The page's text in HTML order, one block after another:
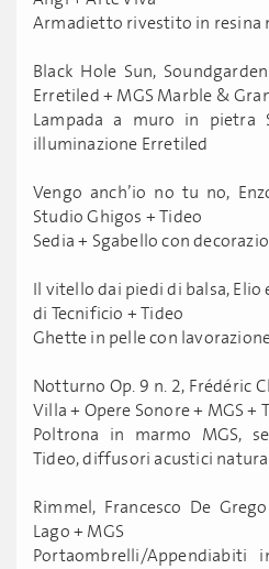
Armadietto rivestito in resina
Black Hole Sun,
Erretiled + MGS Marble &
Lampada a muro in pietra
illuminazione Erretiled
Vengo anch’io no tu no,
Studio Ghigos + Tideo
Sedia + Sgabello con
Il vitello dai piedi di balsa, Elio
di Tecnificio + Tideo
Ghette in pelle con
Notturno Op. 9 n. 2, Frédéric
Villa + Opere Sonore + MGS +
Poltrona in marmo MGS,
Tideo, diffusori acustici
Rimmel, Francesco De
Lago + MGS
Portaombrelli/